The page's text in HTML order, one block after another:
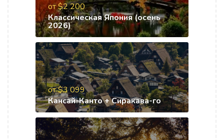
от $2 200
Классическая Япония (осень
2026)
от $3 099
Кансай-Канто + Сиракава-го